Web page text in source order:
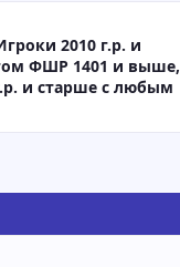
2010 г.р. и
ФШР 1401 и выше,
и старше с любым